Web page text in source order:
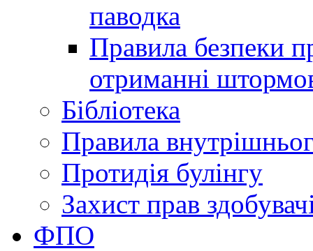
паводка
Правила безпеки
отриманні
Бібліотека
Правила
Протидія булінгу
Захист прав
ФПО